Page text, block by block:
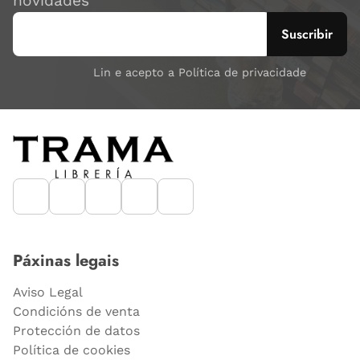
Lin e acepto a Política de privacidade
Páxinas legais
Aviso Legal
Condicións de venta
Protección de datos
Política de cookies